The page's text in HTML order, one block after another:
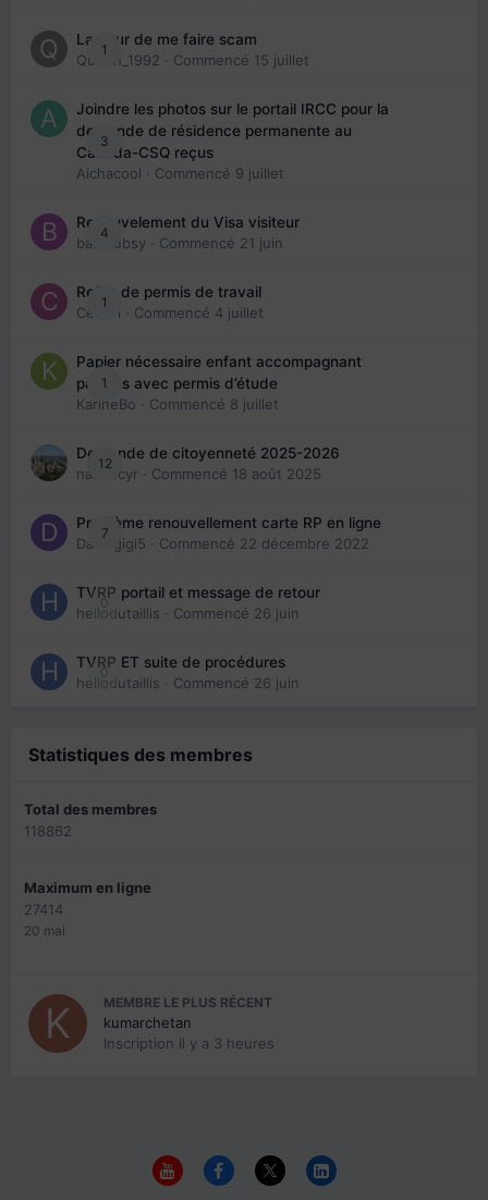
1
La peur de me faire scam
Queen_1992 · Commencé 15 juillet
3
Joindre les photos sur le portail IRCC pour la
demande de résidence permanente au
Canada-CSQ reçus
Aichacool · Commencé 9 juillet
4
Renouvelement du Visa visiteur
babibubsy · Commencé 21 juin
1
Refus de permis de travail
Cedbri · Commencé 4 juillet
1
Papier nécessaire enfant accompagnant
parents avec permis d’étude
KarineBo · Commencé 8 juillet
12
Demande de citoyenneté 2025-2026
nanancyr · Commencé 18 août 2025
7
Problème renouvellement carte RP en ligne
Davidgigi5 · Commencé 22 décembre 2022
0
TVRP portail et message de retour
hellodutaillis · Commencé 26 juin
0
TVRP ET suite de procédures
hellodutaillis · Commencé 26 juin
Statistiques des membres
Total des membres
118862
Maximum en ligne
27414
20 mai
MEMBRE LE PLUS RÉCENT
kumarchetan
Inscription il y a 3 heures